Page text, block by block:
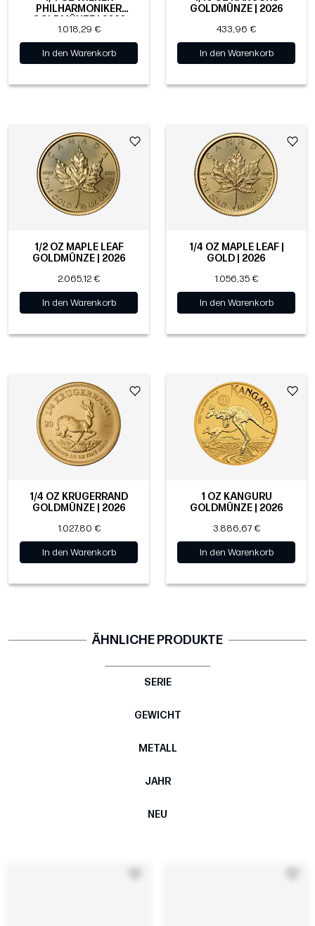
PHILHARMONIKER
1.018,29 €
In den Warenkorb
GOLDMÜNZE | 2026
433,96 €
In den Warenkorb
1/2 OZ MAPLE LEAF
GOLDMÜNZE | 2026
2.065,12 €
In den Warenkorb
1/4 OZ MAPLE LEAF |
GOLD | 2026
1.056,35 €
In den Warenkorb
1/4 OZ KRÜGERRAND
GOLDMÜNZE | 2026
1.027,80 €
In den Warenkorb
1 OZ KÄNGURU
GOLDMÜNZE | 2026
3.886,67 €
In den Warenkorb
ÄHNLICHE PRODUKTE
SERIE
GEWICHT
METALL
JAHR
NEU